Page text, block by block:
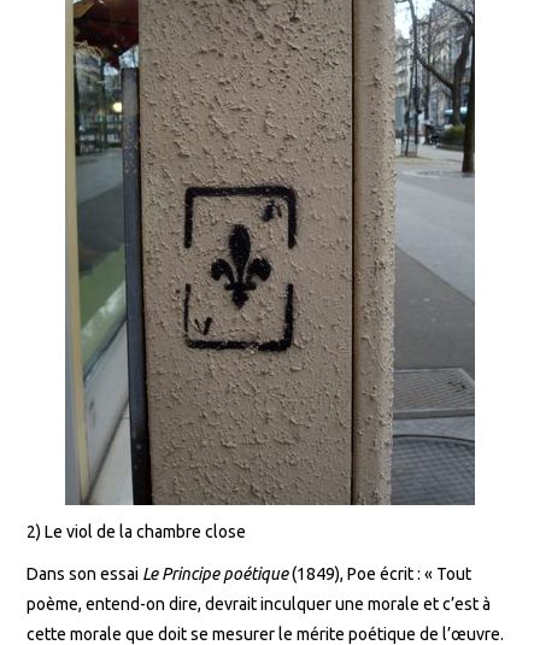
2) Le viol de la chambre close
Dans son essai Le Principe poétique(1849), Poe écrit : « Tout
poème, entend-on dire, devrait inculquer une morale et c’est à
cette morale que doit se mesurer le mérite poétique de l’œuvre.